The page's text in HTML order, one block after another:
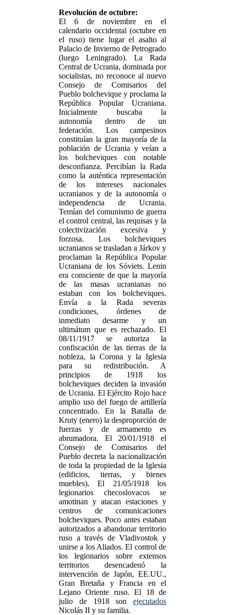
Revolución de octubre:
El 6 de noviembre en el
calendario occidental (octubre en
el ruso) tiene lugar el asalto al
Palacio de Invierno de Petrogrado
(luego Leningrado). La Rada
Central de Ucrania, dominada por
socialistas, no reconoce al nuevo
Consejo de Comisarios del
Pueblo bolchevique y proclama la
República Popular Ucraniana.
Inicialmente buscaba la
autonomía dentro de un
federación. Los campesinos
constituían la gran mayoría de la
población de Ucrania y veían a
los bolcheviques con notable
desconfianza. Percibían la Rada
como la auténtica representación
de los intereses nacionales
ucranianos y de la autonomía o
independencia de Ucrania.
Temían del comunismo de guerra
el control central, las requisas y la
colectivización excesiva y
forzosa. Los bolcheviques
ucranianos se trasladan a Járkov y
proclaman la República Popular
Ucraniana de los Sóviets. Lenin
era consciente de que la mayoría
de las masas ucranianas no
estaban con los bolcheviques.
Envía a la Rada severas
condiciones, órdenes de
inmediato desarme y un
ultimátum que es rechazado. El
08/11/1917 se autoriza la
confiscación de las tierras de la
nobleza, la Corona y la Iglesia
para su redistribución. A
principios de 1918 los
bolcheviques deciden la invasión
de Ucrania. El Ejército Rojo hace
amplio uso del fuego de artillería
concentrado. En la Batalla de
Kruty (enero) la desproporción de
fuerzas y de armamento es
abrumadora. El 20/01/1918 el
Consejo de Comisarios del
Pueblo decreta la nacionalización
de toda la propiedad de la Iglesia
(edificios, tierras, y bienes
muebles). El 21/05/1918 los
legionarios checoslovacos se
amotinan y atacan estaciones y
centros de comunicaciones
bolcheviques. Poco antes estaban
autorizados a abandonar territorio
ruso a través de Vladivostok y
unirse a los Aliados. El control de
los legionarios sobre extensos
territorios desencadenó la
intervención de Japón, EE.UU.,
Gran Bretaña y Francia en el
Lejano Oriente ruso. El 18 de
julio de 1918 son ejecutados
Nicolás II y su familia.